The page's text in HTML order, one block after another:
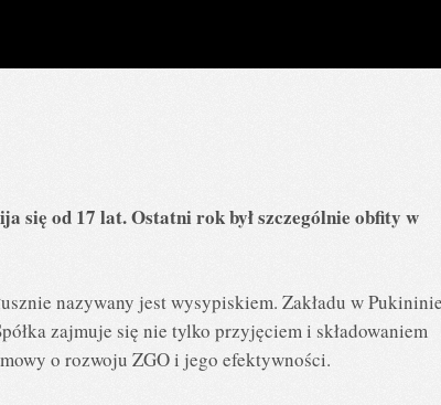
się od 17 lat. Ostatni rok był szczególnie obfity w
nazywany jest wysypiskiem. Zakładu w
zajmuje się nie tylko przyjęciem i składowaniem
o rozwoju ZGO i jego efektywności.